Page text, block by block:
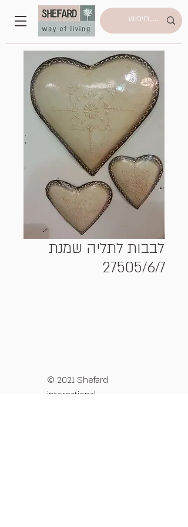
לבבות לתליה שמנת
27505/6/7
© 2021 Shefard
international